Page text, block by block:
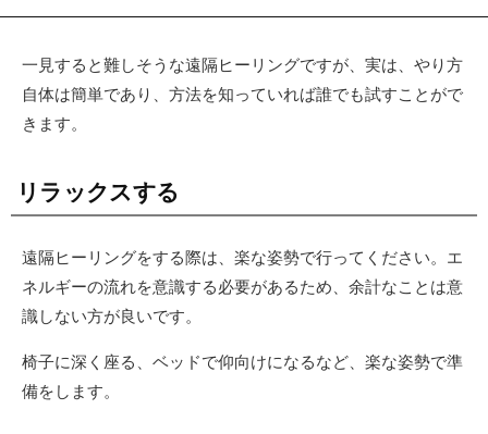
一見すると難しそうな遠隔ヒーリングですが、実は、やり方
自体は簡単であり、方法を知っていれば誰でも試すことがで
きます。
リラックスする
遠隔ヒーリングをする際は、楽な姿勢で行ってください。エ
ネルギーの流れを意識する必要があるため、余計なことは意
識しない方が良いです。
椅子に深く座る、ベッドで仰向けになるなど、楽な姿勢で準
備をします。